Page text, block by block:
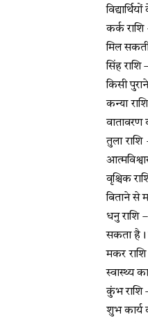
कर्क
मिल
सिंह
किसी
कन्या
वातावरण
तुला
वृश्चिक
बिताने से
धनु राशि
सकता है।
मकर
स्वास्थ्य
कुंभ राशि
शुभ कार्य